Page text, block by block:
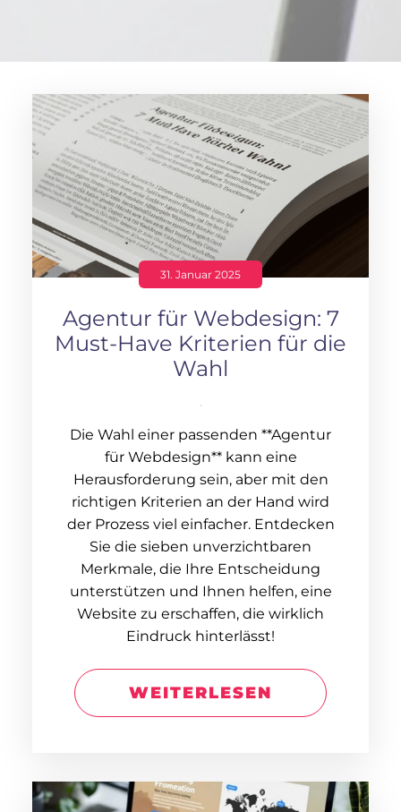
31. Januar 2025
Agentur für Webdesign: 7
Must-Have Kriterien für die
Wahl
Die Wahl einer passenden **Agentur
für Webdesign** kann eine
Herausforderung sein, aber mit den
richtigen Kriterien an der Hand wird
der Prozess viel einfacher. Entdecken
Sie die sieben unverzichtbaren
Merkmale, die Ihre Entscheidung
unterstützen und Ihnen helfen, eine
Website zu erschaffen, die wirklich
Eindruck hinterlässt!
WEITERLESEN